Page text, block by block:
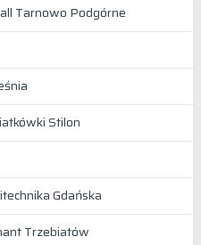
Tarnowo Podgórne
Stilon
Gdańska
Trzebiatów